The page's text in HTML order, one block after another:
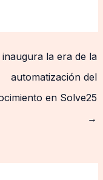
inaugura la era de la
automatización del
en Solve25
→